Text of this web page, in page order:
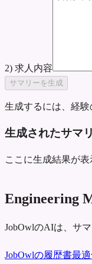
2) 求人内容
サマリーを生成
生成するには、経験
生成されたサマ
ここに生成結果が表
Engineering
JobOwlのAIは、サ
JobOwlの履歴書最